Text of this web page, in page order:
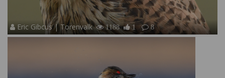
Eric Gibcus | Torenvalk 1188 1 8